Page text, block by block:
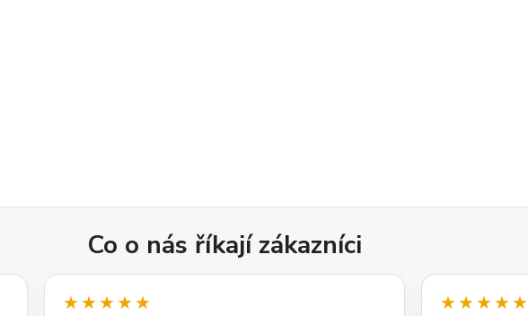
Co o nás říkají zákazníci
★★★★★ ★★★★★